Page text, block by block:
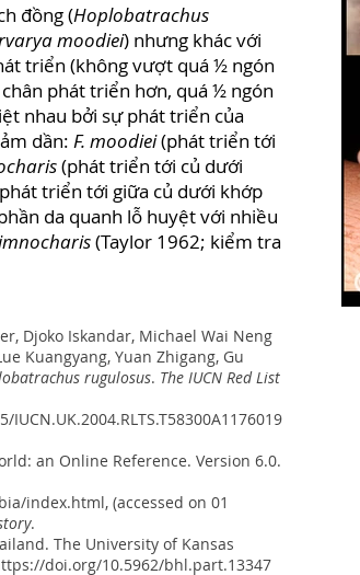
đồng (Hoplobatrachus
moodiei) nhưng khác với
triển (không vượt quá ½ ngón
phát triển hơn, quá ½ ngón
nhau bởi sự phát triển của
dần: F. moodiei(phát triển tới
(phát triển tới củ dưới
triển tới giữa củ dưới khớp
da quanh lỗ huyệt với nhiều
(Taylor 1962; kiểm tra
Djoko Iskandar, Michael Wai Neng
Kuangyang, Yuan Zhigang, Gu
rugulosus. The IUCN Red List
an Online Reference. Version 6.0.
index.html, (accessed on 01
.
The University of Kansas
doi.org/10.5962/bhl.part.13347